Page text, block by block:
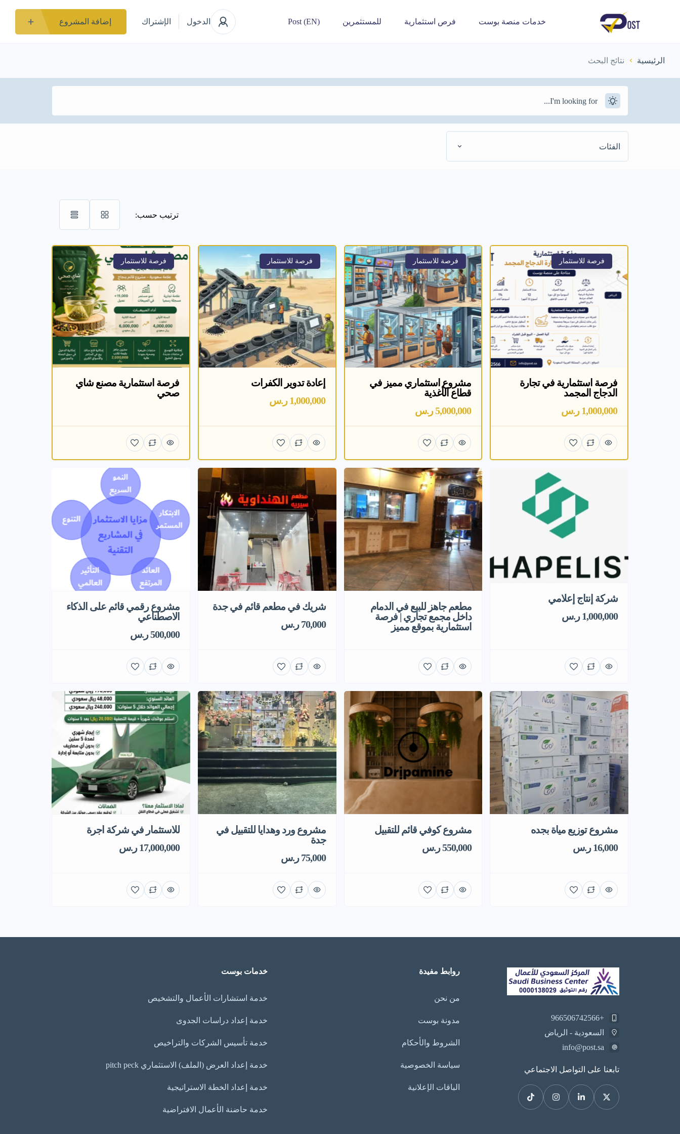
خدمات منصة بوست فرص استثمارية للمستثمرين Post (EN) الدخول الإشتراك إضافة المشروع
الرئيسية نتائج البحث
الفئات
ترتيب حسب:
فرصة للاستثمار
فرصة استثمارية في تجارة
الدجاج المجمد
1,000,000 ر.س
فرصة للاستثمار
مشروع استثماري مميز في
قطاع الأغذية
5,000,000 ر.س
فرصة للاستثمار
إعادة تدوير الكفرات
1,000,000 ر.س
فرصة للاستثمار
فرصة استثمارية مصنع شاي
صحي
شركة إنتاج إعلامي
1,000,000 ر.س
مطعم جاهز للبيع في الدمام
داخل مجمع تجاري | فرصة
استثمارية بموقع مميز
شريك في مطعم قائم في جدة
70,000 ر.س
مشروع رقمي قائم على الذكاء
الاصطناعي
500,000 ر.س
مشروع توزيع مياة بجده
16,000 ر.س
مشروع كوفي قائم للتقبيل
550,000 ر.س
مشروع ورد وهدايا للتقبيل في
جدة
75,000 ر.س
للاستثمار في شركة اجرة
17,000,000 ر.س
+966506742566
السعودية - الرياض
info@post.sa
تابعنا على التواصل الاجتماعي
روابط مفيدة
من نحن
مدونة بوست
الشروط والأحكام
سياسة الخصوصية
الباقات الإعلانية
خدمات بوست
خدمة استشارات الأعمال والتشخيص
خدمة إعداد دراسات الجدوى
خدمة تأسيس الشركات والتراخيص
خدمة إعداد العرض (الملف) الاستثماري pitch peck
خدمة إعداد الخطة الاستراتيجية
خدمة حاضنة الأعمال الافتراضية